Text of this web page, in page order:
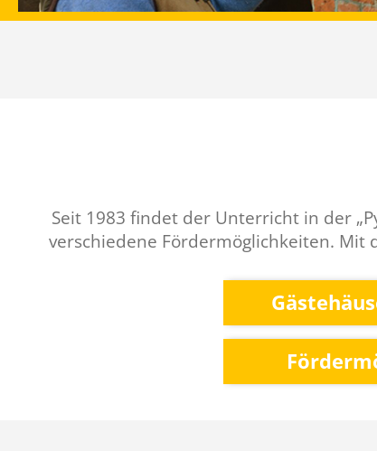
Seit 1983 findet der Unterricht in der
verschiedene Fördermöglichkeiten. Mit